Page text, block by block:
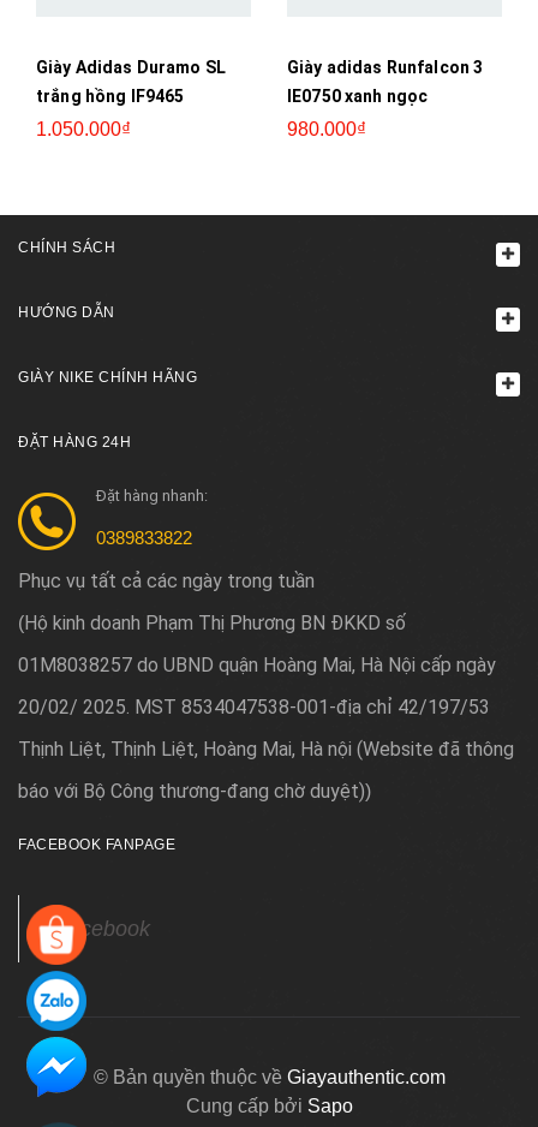
Giày Adidas Duramo SL
trắng hồng IF9465
1.050.000₫
Giày adidas Runfalcon 3
IE0750 xanh ngọc
980.000₫
CHÍNH SÁCH
HƯỚNG DẪN
GIÀY NIKE CHÍNH HÃNG
ĐẶT HÀNG 24H
Đặt hàng nhanh:
0389833822
Phục vụ tất cả các ngày trong tuần
(Hộ kinh doanh Phạm Thị Phương BN ĐKKD số
01M8038257 do UBND quận Hoàng Mai, Hà Nội cấp ngày
20/02/ 2025. MST 8534047538-001-địa chỉ 42/197/53
Thịnh Liệt, Thịnh Liệt, Hoàng Mai, Hà nội (Website đã thông
báo với Bộ Công thương-đang chờ duyệt))
FACEBOOK FANPAGE
Facebook
© Bản quyền thuộc về Giayauthentic.com
Cung cấp bởi Sapo